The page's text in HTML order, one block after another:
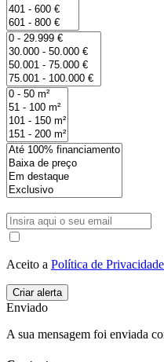
Aceito a Política de
Enviado
A sua mensagem foi enviada